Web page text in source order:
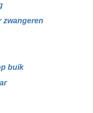
zwangeren
buik